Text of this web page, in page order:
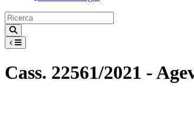
Cass. 22561/2021 -